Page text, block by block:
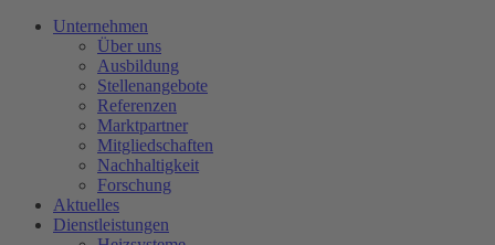
Unternehmen
Über uns
Ausbildung
Stellenangebote
Referenzen
Marktpartner
Mitgliedschaften
Nachhaltigkeit
Forschung
Aktuelles
Dienstleistungen